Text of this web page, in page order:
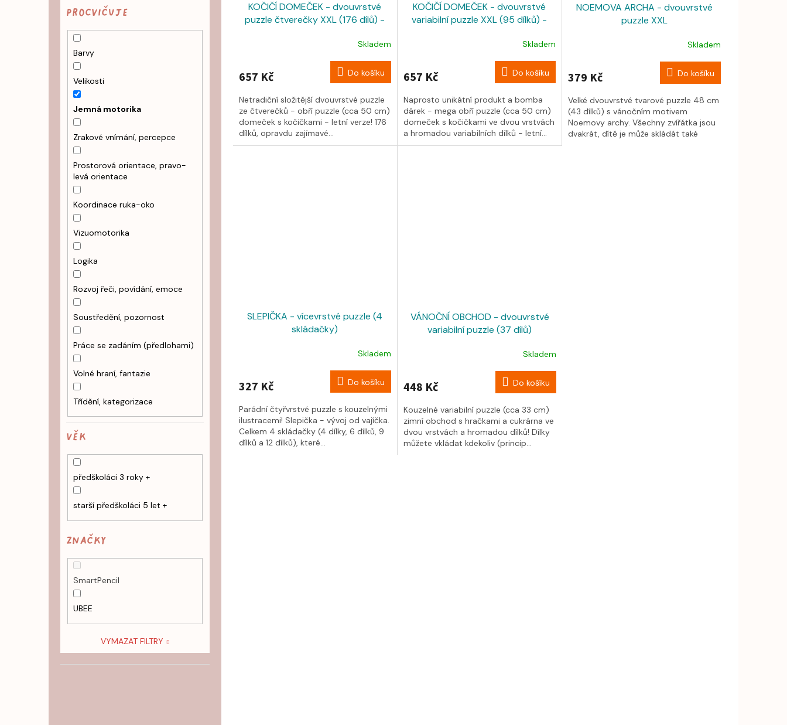
Značky
SmartPencil
UBEE
PROCVIČUJE
Barvy
Velikosti
Jemná motorika
Zrakové vnímání, percepce
Prostorová orientace, pravo-
levá orientace
Koordinace ruka-oko
Vizuomotorika
Logika
Rozvoj řeči, povídání, emoce
Soustředění, pozornost
Práce se zadáním (předlohami)
Volné hraní, fantazie
Třídění, kategorizace
VĚK
předškoláci 3 roky +
starší předškoláci 5 let +
VYMAZAT FILTRY
KOČIČÍ DOMEČEK - dvouvrstvé
puzzle čtverečky XXL (176 dílů) -
Skladem
657 Kč Do košíku
Netradiční složitější dvouvrstvé puzzle
ze čtverečků - obří puzzle (cca 50 cm)
domeček s kočičkami - letní verze! 176
dílků, opravdu zajímavé...
KOČIČÍ DOMEČEK - dvouvrstvé
variabilní puzzle XXL (95 dílků) -
Skladem
657 Kč Do košíku
Naprosto unikátní produkt a bomba
dárek - mega obří puzzle (cca 50 cm)
domeček s kočičkami ve dvou vrstvách
a hromadou variabilních dílků - letní...
NOEMOVA ARCHA - dvouvrstvé
puzzle XXL
Skladem
379 Kč Do košíku
Velké dvouvrstvé tvarové puzzle 48 cm
(43 dílků) s vánočním motivem
Noemovy archy. Všechny zvířátka jsou
dvakrát, dítě je může skládát také
SLEPIČKA - vícevrstvé puzzle (4
skládačky)
Skladem
327 Kč Do košíku
Parádní čtyřvrstvé puzzle s kouzelnými
ilustracemi! Slepička - vývoj od vajíčka.
Celkem 4 skládačky (4 dílky, 6 dílků, 9
dílků a 12 dílků), které...
VÁNOČNÍ OBCHOD - dvouvrstvé
variabilní puzzle (37 dílů)
Skladem
448 Kč Do košíku
Kouzelné variabilní puzzle (cca 33 cm)
zimní obchod s hračkami a cukrárna ve
dvou vrstvách a hromadou dílků! Dílky
můžete vkládat kdekoliv (princip...